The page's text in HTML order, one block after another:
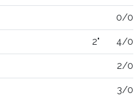
0/0
2" 4/0
2/0
3/0